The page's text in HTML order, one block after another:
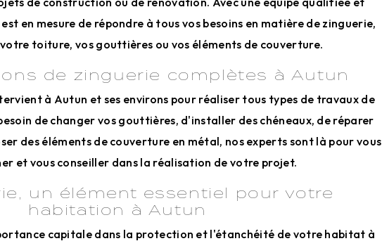
en mesure de répondre à tous vos besoins en matière de zinguerie,
toiture, vos gouttières ou vos éléments de couverture.
de zinguerie complètes à Autun
à Autun et ses environs pour réaliser tous types de travaux de
de changer vos gouttières, d'installer des chéneaux, de réparer
des éléments de couverture en métal, nos experts sont là pour vous
et vous conseiller dans la réalisation de votre projet.
un élément essentiel pour votre
habitation à Autun
capitale dans la protection et l'étanchéité de votre habitat à